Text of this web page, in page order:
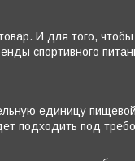
И для того,
спортивного
единицу
подходить под